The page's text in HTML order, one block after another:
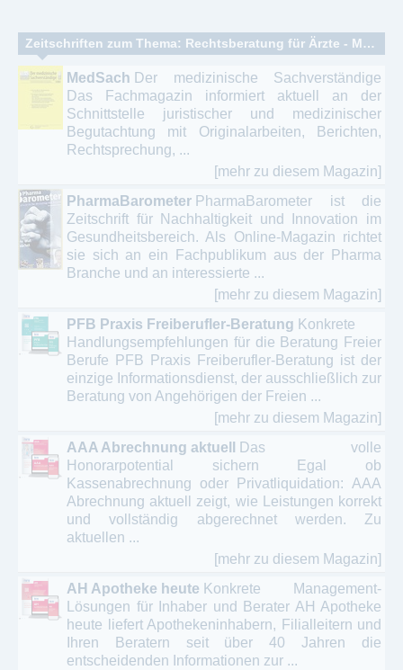
Zeitschriften zum Thema: Rechtsberatung für Ärzte - Medizinrecht
MedSach Der medizinische Sachverständige
Das Fachmagazin informiert aktuell an der
Schnittstelle juristischer und medizinischer
Begutachtung mit Originalarbeiten, Berichten,
Rechtsprechung, ...
[mehr zu diesem Magazin]
PharmaBarometer PharmaBarometer ist die
Zeitschrift für Nachhaltigkeit und Innovation im
Gesundheitsbereich. Als Online-Magazin richtet
sie sich an ein Fachpublikum aus der Pharma
Branche und an interessierte ...
[mehr zu diesem Magazin]
PFB Praxis Freiberufler-Beratung Konkrete
Handlungsempfehlungen für die Beratung Freier
Berufe PFB Praxis Freiberufler-Beratung ist der
einzige Informationsdienst, der ausschließlich zur
Beratung von Angehörigen der Freien ...
[mehr zu diesem Magazin]
AAA Abrechnung aktuell
Das volle
Honorarpotential sichern Egal ob
Kassenabrechnung oder Privatliquidation: AAA
Abrechnung aktuell zeigt, wie Leistungen korrekt
und vollständig abgerechnet werden. Zu
aktuellen ...
[mehr zu diesem Magazin]
AH Apotheke heute Konkrete Management-
Lösungen für Inhaber und Berater AH Apotheke
heute liefert Apothekeninhabern, Filialleitern und
Ihren Beratern seit über 40 Jahren die
entscheidenden Informationen zur ...